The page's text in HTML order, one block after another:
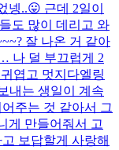
넹..😛 근데 2일이
도 많이 데리고 와
잘 나온 거 같아
나 덜 부끄럽게 2
엽고 멋지다엘링
내는 생일이 계속
주는 것 같아서 그
게 만들어줘서 고
보답할게 사랑해